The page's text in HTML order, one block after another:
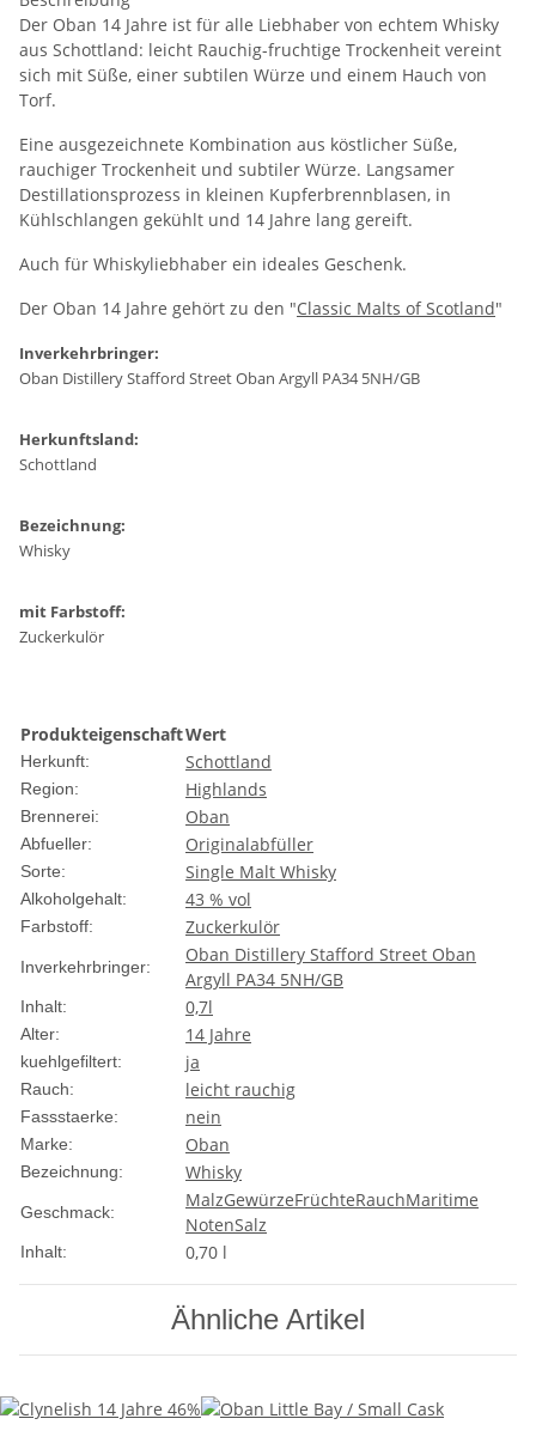
Der Oban 14 Jahre ist für alle Liebhaber von echtem Whisky
aus Schottland: leicht Rauchig-fruchtige Trockenheit vereint
sich mit Süße, einer subtilen Würze und einem Hauch von
Torf.
Eine ausgezeichnete Kombination aus köstlicher Süße,
rauchiger Trockenheit und subtiler Würze. Langsamer
Destillationsprozess in kleinen Kupferbrennblasen, in
Kühlschlangen gekühlt und 14 Jahre lang gereift.
Auch für Whiskyliebhaber ein ideales Geschenk.
Der Oban 14 Jahre gehört zu den "Classic Malts of Scotland"
Inverkehrbringer:
Oban Distillery Stafford Street Oban Argyll PA34 5NH/GB
Herkunftsland:
Schottland
Bezeichnung:
Whisky
mit Farbstoff:
Zuckerkulör
ProdukteigenschaftWert
Herkunft: Schottland
Region: Highlands
Brennerei: Oban
Abfueller: Originalabfüller
Sorte: Single Malt Whisky
Alkoholgehalt: 43 % vol
Farbstoff: Zuckerkulör
Inverkehrbringer:
Oban Distillery Stafford Street Oban
Argyll PA34 5NH/GB
Inhalt: 0,7l
Alter: 14 Jahre
kuehlgefiltert: ja
Rauch: leicht rauchig
Fassstaerke: nein
Marke: Oban
Bezeichnung: Whisky
Geschmack:
MalzGewürzeFrüchteRauchMaritime
NotenSalz
Inhalt: 0,70 l
Ähnliche Artikel